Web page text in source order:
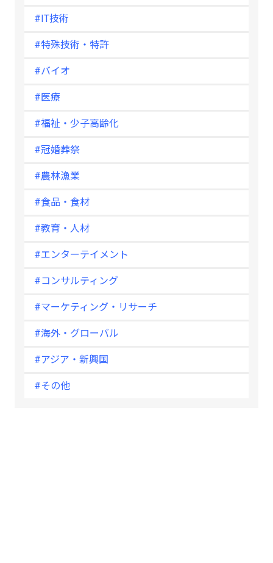
#IT技術
#特殊技術・特許
#バイオ
#医療
#福祉・少子高齢化
#冠婚葬祭
#農林漁業
#食品・食材
#教育・人材
#エンターテイメント
#コンサルティング
#マーケティング・リサーチ
#海外・グローバル
#アジア・新興国
#その他